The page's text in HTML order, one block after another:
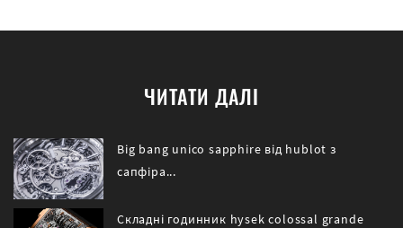
ЧИТАТИ ДАЛІ
Big bang unico sapphire від hublot з
сапфіра...
Складні годинник hysek colossal grande